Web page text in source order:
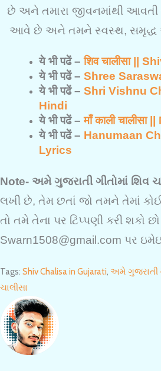
છે અને તમારા જીવનમાંથી
આવે છે અને તમને સ્વસ્થ, સમૃદ્ધ
ये भी पढें –शिव चालीसा ||
ये भी पढें – Shree
ये भी पढें – Shri Vishnu
Hindi
ये भी पढें –माँ काली
ये भी पढें – Hanumaan
Lyrics
Note- અમે ગુજરાતી ગીતોમાં શિવ
લખી છે, તેમ છતાં જો તમને તેમાં
તો તમે તેના પર ટિપ્પણી કરી શકો
Swarn1508@gmail.com પર
Tags: Shiv Chalisa in Gujarati, અમે ગુજરાતી
ચાલીસા